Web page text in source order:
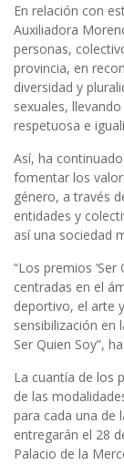
En relación con
Auxiliadora
personas,
provincia, en
diversidad y
sexuales,
respetuosa e
Así, ha
fomentar los
género, a través
entidades y
así una sociedad
“Los premios
centradas en el
deportivo, el arte
sensibilización en
Ser Quien Soy”,
La cuantía de los
de las
para cada una de
entregarán el 28
Palacio de la